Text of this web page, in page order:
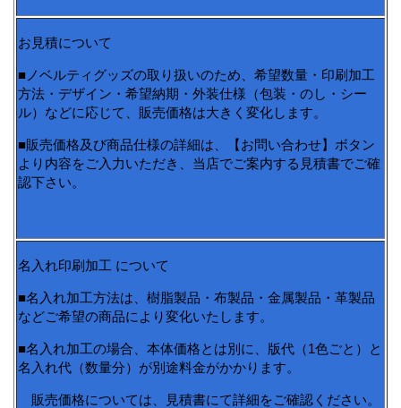
お見積について
■ノベルティグッズの取り扱いのため、希望数量・印刷加工
方法・デザイン・希望納期・外装仕様（包装・のし・シー
ル）などに応じて、販売価格は大きく変化します。
■販売価格及び商品仕様の詳細は、【お問い合わせ】ボタン
より内容をご入力いただき、当店でご案内する見積書でご確
認下さい。
名入れ印刷加工 について
■名入れ加工方法は、樹脂製品・布製品・金属製品・革製品
などご希望の商品により変化いたします。
■名入れ加工の場合、本体価格とは別に、版代（1色ごと）と
名入れ代（数量分）が別途料金がかかります。
販売価格については、見積書にて詳細をご確認ください。